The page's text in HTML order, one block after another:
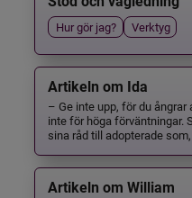
Hur gör jag? Verktyg
Artikeln om Ida
– Ge inte upp, för du
inte för höga förväntningar.
sina råd till adopterade som,
Artikeln om William